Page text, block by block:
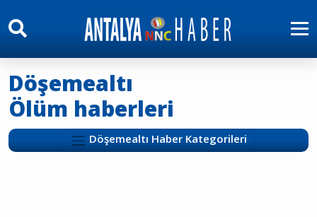
Döşemealtı
Ölüm haberleri
Döşemealtı Haber Kategorileri